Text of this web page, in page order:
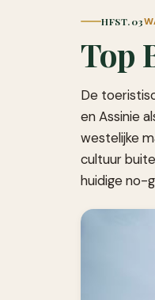
HFST. 03
Top
De
en Assinie
westelijke
cultuur
huidige no-